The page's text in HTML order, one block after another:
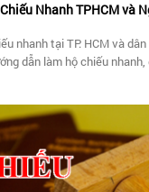
Nhanh TPHCM và
nhanh tại TP. HCM và
dẫn làm hộ chiếu